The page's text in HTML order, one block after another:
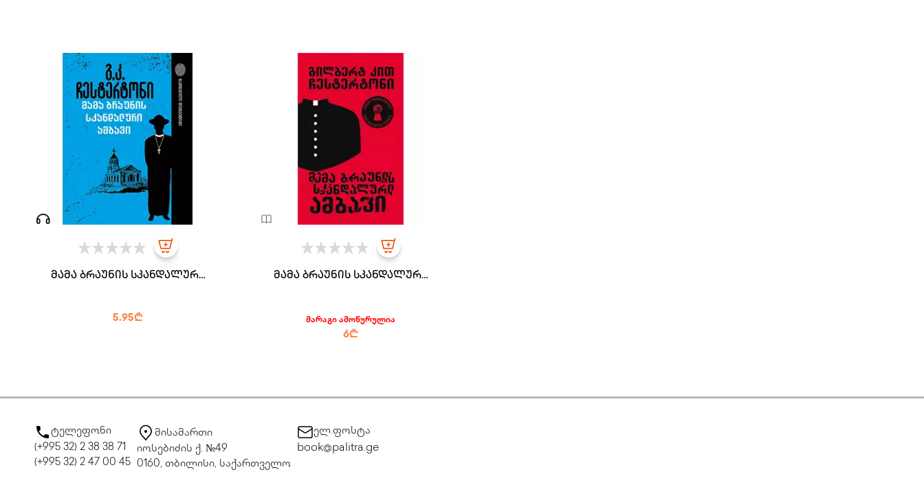
მამა ბრაუნის სკანდალური
5.95₾
მამა ბრაუნის სკანდალური
მარაგი ამოწურულია
6₾
ტელეფონი
(+995 32) 2 38 38 71
(+995 32) 2 47 00 45
მისამართი
იოსებიძის ქ. №49
0160, თბილისი, საქართველო
ელ.ფოსტა
book@palitra.ge